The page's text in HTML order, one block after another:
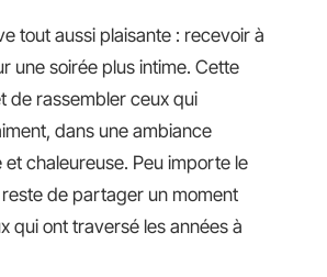
tout aussi plaisante : recevoir à
une soirée plus intime. Cette
de rassembler ceux qui
dans une ambiance
chaleureuse. Peu importe le
reste de partager un moment
qui ont traversé les années à